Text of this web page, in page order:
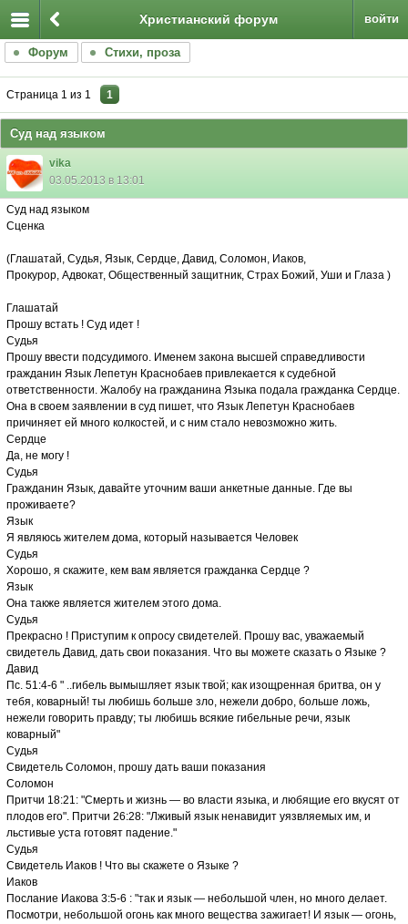
войти
Христианский форум
Форум Стихи, проза
Страница 1 из 1 1
Суд над языком
vika
03.05.2013 в 13:01
Суд над языком
Сценка
(Глашатай, Судья, Язык, Сердце, Давид, Соломон, Иаков,
Прокурор, Адвокат, Общественный защитник, Страх Божий, Уши и Глаза )
Глашатай
Прошу встать ! Суд идет !
Судья
Прошу ввести подсудимого. Именем закона высшей справедливости
гражданин Язык Лепетун Краснобаев привлекается к судебной
ответственности. Жалобу на гражданина Языка подала гражданка Сердце.
Она в своем заявлении в суд пишет, что Язык Лепетун Краснобаев
причиняет ей много колкостей, и с ним стало невозможно жить.
Сердце
Да, не могу !
Судья
Гражданин Язык, давайте уточним ваши анкетные данные. Где вы
проживаете?
Язык
Я являюсь жителем дома, который называется Человек
Судья
Хорошо, я скажите, кем вам является гражданка Сердце ?
Язык
Она также является жителем этого дома.
Судья
Прекрасно ! Приступим к опросу свидетелей. Прошу вас, уважаемый
свидетель Давид, дать свои показания. Что вы можете сказать о Языке ?
Давид
Пс. 51:4-6 " ..гибель вымышляет язык твой; как изощренная бритва, он у
тебя, коварный! ты любишь больше зло, нежели добро, больше ложь,
нежели говорить правду; ты любишь всякие гибельные речи, язык
коварный"
Судья
Свидетель Соломон, прошу дать ваши показания
Соломон
Притчи 18:21: "Смерть и жизнь — во власти языка, и любящие его вкусят от
плодов его". Притчи 26:28: "Лживый язык ненавидит уязвляемых им, и
льстивые уста готовят падение."
Судья
Свидетель Иаков ! Что вы скажете о Языке ?
Иаков
Послание Иакова 3:5-6 : "так и язык — небольшой член, но много делает.
Посмотри, небольшой огонь как много вещества зажигает! И язык — огонь,